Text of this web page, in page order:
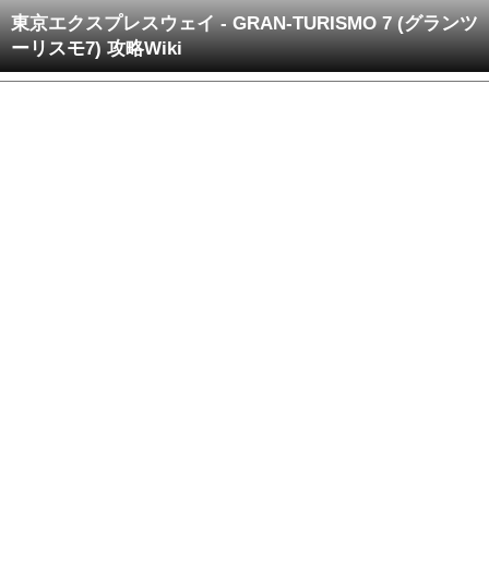
東京エクスプレスウェイ - GRAN-TURISMO 7 (グランツ
ーリスモ7) 攻略Wiki